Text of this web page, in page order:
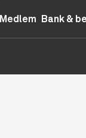
Medlem Bank &